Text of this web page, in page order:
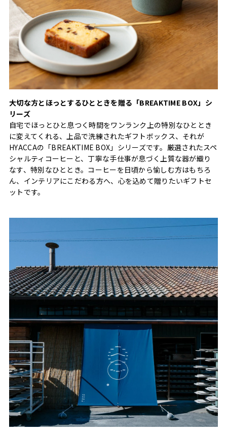
大切な方とほっとするひとときを贈る「BREAKTIME BOX」シ
リーズ
自宅でほっとひと息つく時間をワンランク上の特別なひととき
に変えてくれる、上品で洗練されたギフトボックス、それが
HYACCAの「BREAKTIME BOX」シリーズです。厳選されたスペ
シャルティコーヒーと、丁寧な手仕事が息づく上質な器が織り
なす、特別なひととき。コーヒーを日頃から愉しむ方はもちろ
ん、インテリアにこだわる方へ、心を込めて贈りたいギフトセ
ットです。